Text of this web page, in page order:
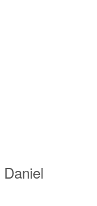
Daniel